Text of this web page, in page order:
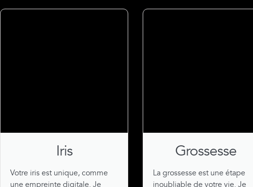
Iris
Votre iris est unique, comme
une empreinte digitale. Je
Grossesse
La grossesse est une étape
inoubliable de votre vie. Je